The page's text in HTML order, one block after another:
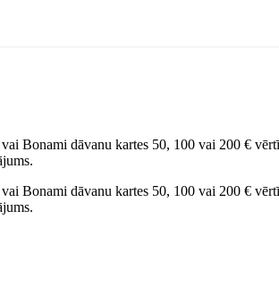
Bonami dāvanu kartes 50, 100 vai 200 €
Bonami dāvanu kartes 50, 100 vai 200 €